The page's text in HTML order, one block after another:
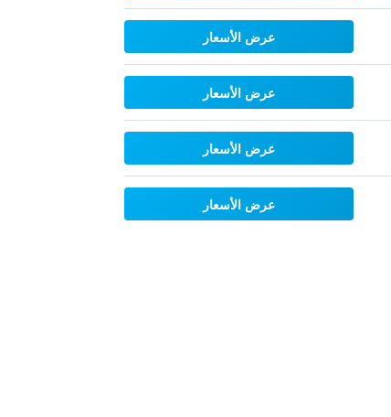
عرض الأسعار
عرض الأسعار
عرض الأسعار
عرض الأسعار